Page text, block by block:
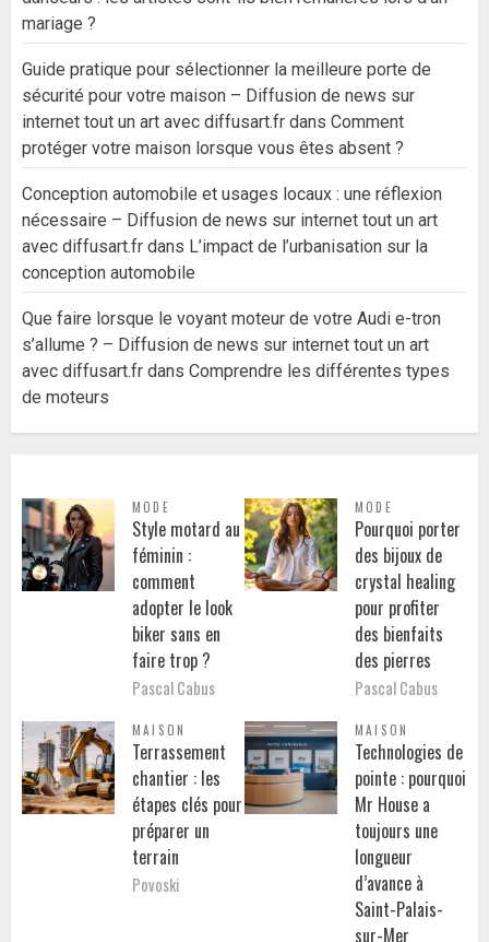
mariage ?
Guide pratique pour sélectionner la meilleure porte de
sécurité pour votre maison – Diffusion de news sur
internet tout un art avec diffusart.fr dans Comment
protéger votre maison lorsque vous êtes absent ?
Conception automobile et usages locaux : une réflexion
nécessaire – Diffusion de news sur internet tout un art
avec diffusart.fr dans L’impact de l’urbanisation sur la
conception automobile
Que faire lorsque le voyant moteur de votre Audi e-tron
s’allume ? – Diffusion de news sur internet tout un art
avec diffusart.fr dans Comprendre les différentes types
de moteurs
MODE
Style motard au
féminin :
comment
adopter le look
biker sans en
faire trop ?
Pascal Cabus
MODE
Pourquoi porter
des bijoux de
crystal healing
pour profiter
des bienfaits
des pierres
Pascal Cabus
MAISON
Terrassement
chantier : les
étapes clés pour
préparer un
terrain
Povoski
MAISON
Technologies de
pointe : pourquoi
Mr House a
toujours une
longueur
d’avance à
Saint-Palais-
sur-Mer